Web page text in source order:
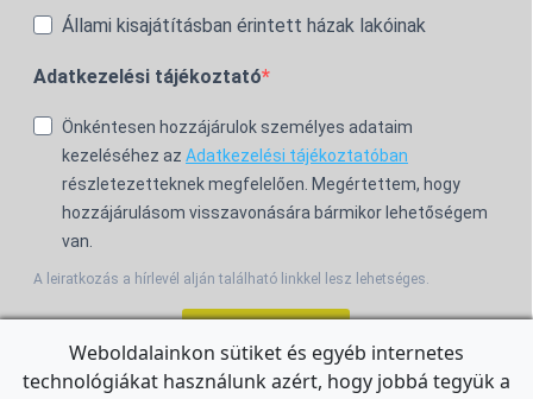
Állami kisajátításban érintett házak lakóinak
Adatkezelési tájékoztató
Önkéntesen hozzájárulok személyes adataim
kezeléséhez az Adatkezelési tájékoztatóban
részletezetteknek megfelelően. Megértettem, hogy
hozzájárulásom visszavonására bármikor lehetőségem
van.
A leiratkozás a hírlevél alján található linkkel lesz lehetséges.
Weboldalainkon sütiket és egyéb internetes
technológiákat használunk azért, hogy jobbá tegyük a